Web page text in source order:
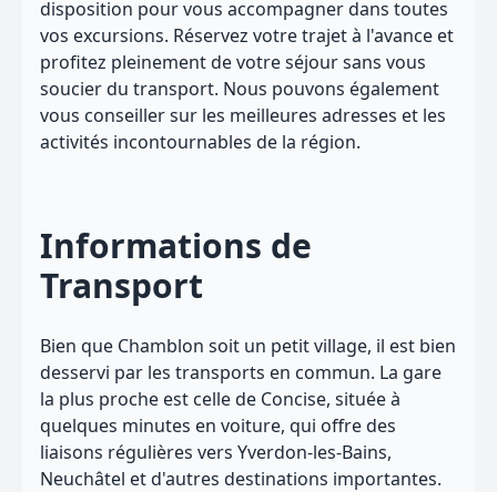
disposition pour vous accompagner dans toutes
vos excursions. Réservez votre trajet à l'avance et
profitez pleinement de votre séjour sans vous
soucier du transport. Nous pouvons également
vous conseiller sur les meilleures adresses et les
activités incontournables de la région.
Informations de
Transport
Bien que Chamblon soit un petit village, il est bien
desservi par les transports en commun. La gare
la plus proche est celle de Concise, située à
quelques minutes en voiture, qui offre des
liaisons régulières vers Yverdon-les-Bains,
Neuchâtel et d'autres destinations importantes.